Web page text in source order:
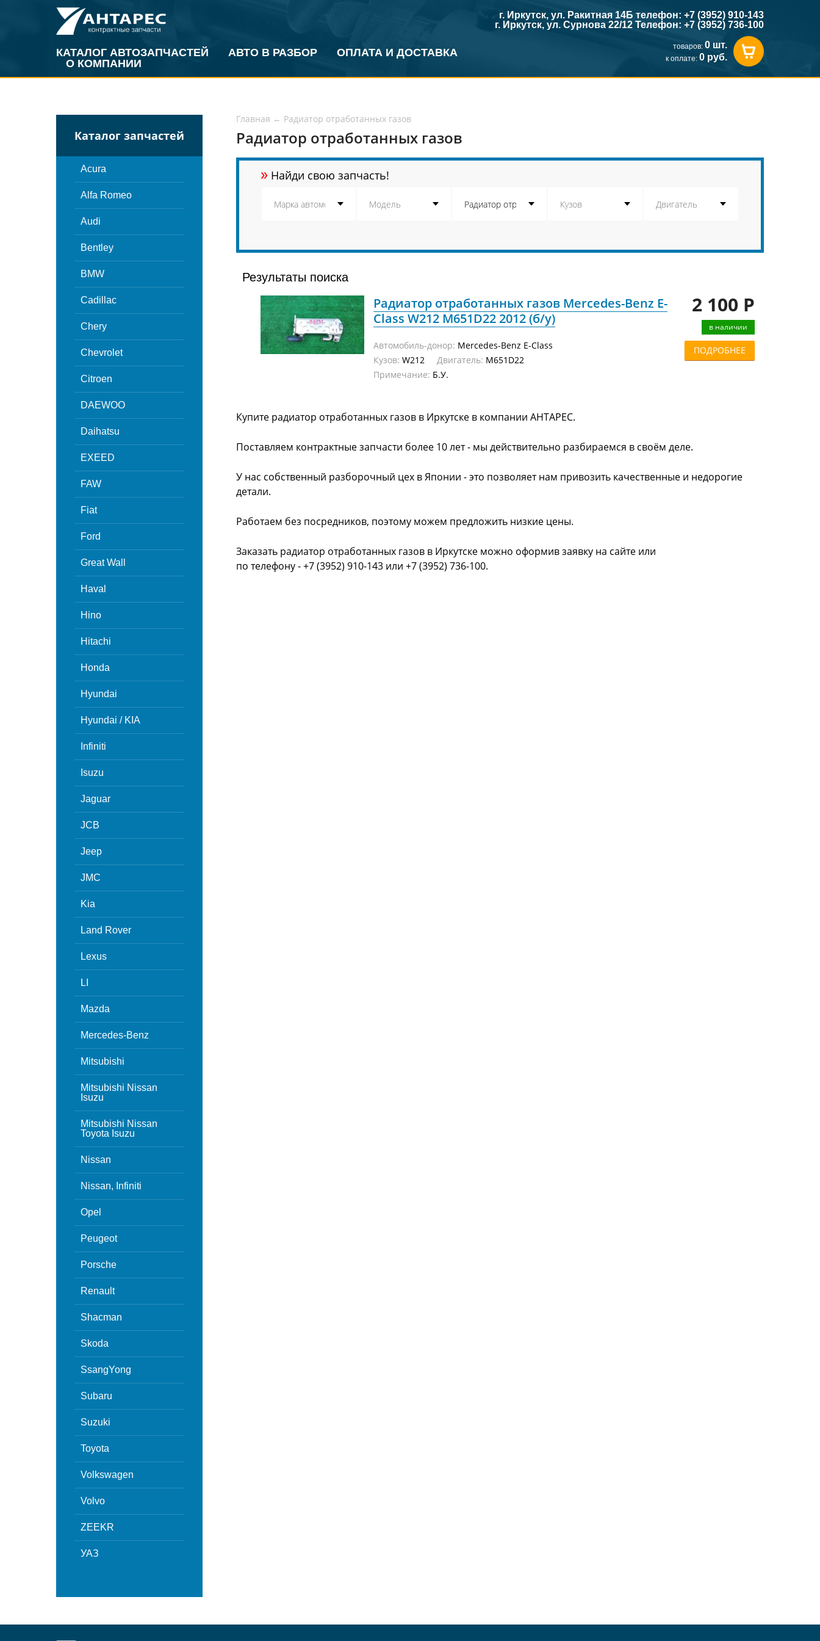
КАТАЛОГ АВТОЗАПЧАСТЕЙ АВТО В РАЗБОР
ОПЛАТА И ДОСТАВКА
О КОМПАНИИ
г. Иркутск, ул. Ракитная 14Б телефон: +7 (3952) 910-143
г. Иркутск, ул. Сурнова 22/12 Телефон: +7 (3952) 736-100
товаров: 0 шт.
к оплате: 0 руб.
Каталог запчастей
Acura
Alfa Romeo
Audi
Bentley
BMW
Cadillac
Chery
Chevrolet
Citroen
DAEWOO
Daihatsu
EXEED
FAW
Fiat
Ford
Great Wall
Haval
Hino
Hitachi
Honda
Hyundai
Hyundai / KIA
Infiniti
Isuzu
Jaguar
JCB
Jeep
JMC
Kia
Land Rover
Lexus
LI
Mazda
Mercedes-Benz
Mitsubishi
Mitsubishi Nissan
Isuzu
Mitsubishi Nissan
Toyota Isuzu
Nissan
Nissan, Infiniti
Opel
Peugeot
Porsche
Renault
Shacman
Skoda
SsangYong
Subaru
Suzuki
Toyota
Volkswagen
Volvo
ZEEKR
УАЗ
Главная ← Радиатор отработанных газов
Радиатор отработанных газов
» Найди свою запчасть!
Результаты поиска
Радиатор отработанных газов Mercedes-Benz E-
Class W212 M651D22 2012 (б/у)
Автомобиль-донор: Mercedes-Benz E-Class
Кузов: W212 Двигатель: M651D22
Примечание: Б.У.
2 100 Р
в наличии
ПОДРОБНЕЕ
Купите радиатор отработанных газов в Иркутске в компании АНТАРЕС.
Поставляем контрактные запчасти более 10 лет - мы действительно разбираемся в своём деле.
У нас собственный разборочный цех в Японии - это позволяет нам привозить качественные и недорогие
детали.
Работаем без посредников, поэтому можем предложить низкие цены.
Заказать радиатор отработанных газов в Иркутске можно оформив заявку на сайте или
по телефону - +7 (3952) 910-143 или +7 (3952) 736-100.